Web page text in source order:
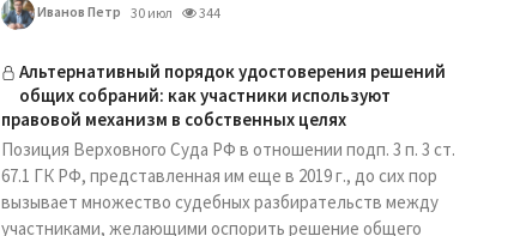
Иванов Петр 30 июл 344
Альтернативный порядок удостоверения решений
общих собраний: как участники используют
правовой механизм в собственных целях
Позиция Верховного Суда РФ в отношении подп. 3 п. 3 ст.
67.1 ГК РФ, представленная им еще в 2019 г., до сих пор
вызывает множество судебных разбирательств между
участниками, желающими оспорить решение общего